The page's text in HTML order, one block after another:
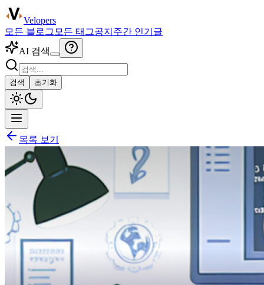
Velopers
모든 블로그 모든 태그공지 주간 인기글
AI 검색
검색 초기화
목록 보기